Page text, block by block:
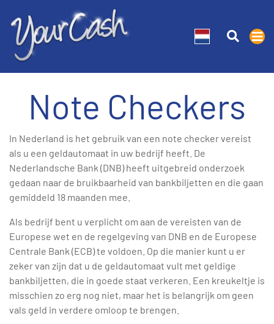
Note Checkers
In Nederland is het gebruik van een note checker vereist
als u een geldautomaat in uw bedrijf heeft. De
Nederlandsche Bank (DNB) heeft uitgebreid onderzoek
gedaan naar de bruikbaarheid van bankbiljetten en die gaan
gemiddeld 18 maanden mee.
Als bedrijf bent u verplicht om aan de vereisten van de
Europese wet en de regelgeving van DNB en de Europese
Centrale Bank (ECB) te voldoen. Op die manier kunt u er
zeker van zijn dat u de geldautomaat vult met geldige
bankbiljetten, die in goede staat verkeren. Een kreukeltje is
misschien zo erg nog niet, maar het is belangrijk om geen
vals geld in verdere omloop te brengen.